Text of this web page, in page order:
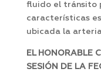
fluido el tránsito
características
ubicada la
EL HONORABLE
SESIÓN DE LA